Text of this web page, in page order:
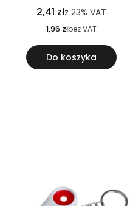
2,41 złz23% VAT
1,96 złbez VAT
Do koszyka